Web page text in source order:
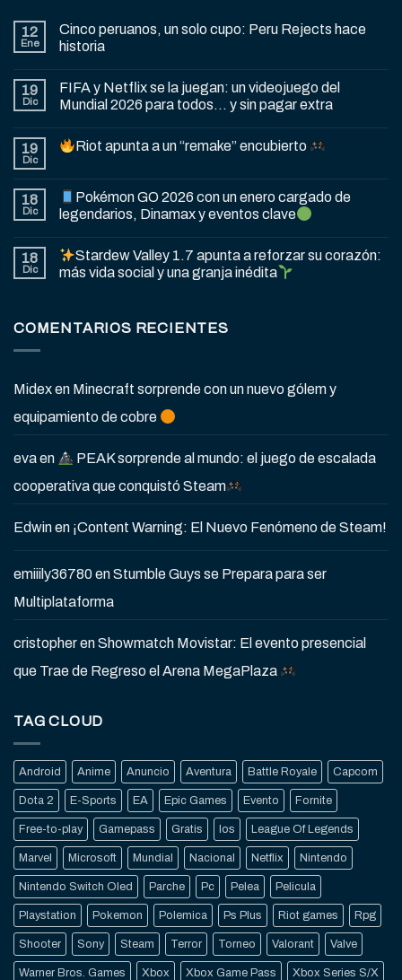
12
Ene
Cinco peruanos, un solo cupo: Peru Rejects hace
historia
19
Dic
FIFA y Netflix se la juegan: un videojuego del
Mundial 2026 para todos… y sin pagar extra
19
Dic
Riot apunta a un “remake” encubierto
18
Dic
Pokémon GO 2026 con un enero cargado de
legendarios, Dinamax y eventos clave
18
Dic
Stardew Valley 1.7 apunta a reforzar su corazón:
más vida social y una granja inédita
COMENTARIOS RECIENTES
Midexen Minecraft sorprende con un nuevo gólem y
equipamiento de cobre
evaen
PEAK sorprende al mundo: el juego de escalada
cooperativa que conquistó Steam
Edwinen ¡Content Warning: El Nuevo Fenómeno de Steam!
emiiily36780enStumble Guys se Prepara para ser
Multiplataforma
cristopherenShowmatch Movistar: El evento presencial
que Trae de Regreso el Arena MegaPlaza
TAG CLOUD
Android Anime Anuncio Aventura Battle Royale Capcom
Dota 2 E-Sports EA Epic Games Evento Fornite
Free-to-play Gamepass Gratis Ios League Of Legends
Marvel Microsoft Mundial Nacional Netflix Nintendo
Nintendo Switch Oled Parche Pc Pelea Pelicula
Playstation Pokemon Polemica Ps Plus Riot games Rpg
Shooter Sony Steam Terror Torneo Valorant Valve
Warner Bros. Games Xbox Xbox Game Pass Xbox Series S/X